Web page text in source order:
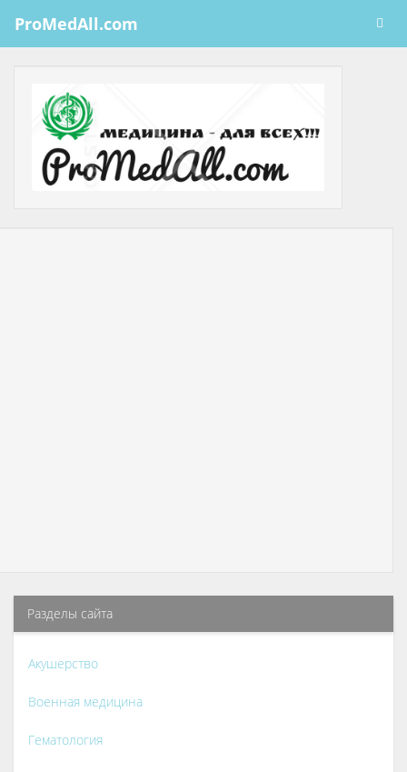
ProMedAll.com
Разделы сайта
Акушерство
Военная медицина
Гематология